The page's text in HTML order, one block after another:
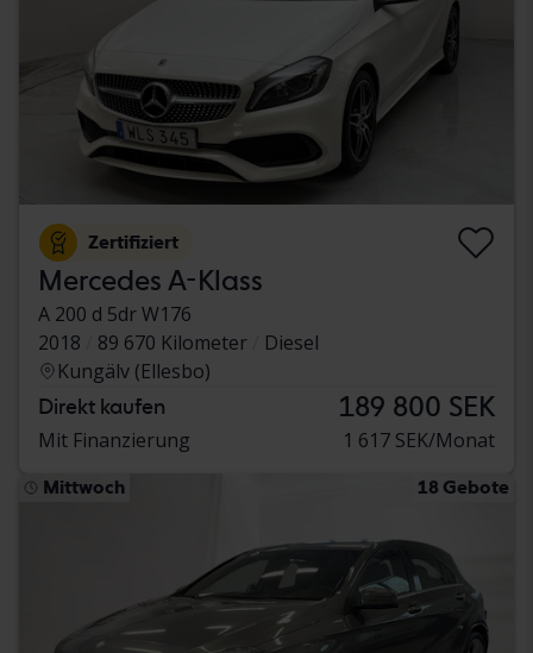
Zertifiziert
Mercedes A-Klass
A 200 d 5dr W176
2018
89 670 Kilometer
Diesel
Kungälv (Ellesbo)
Direkt kaufen 189 800 SEK
Mit Finanzierung 1 617 SEK/Monat
Mittwoch 18 Gebote